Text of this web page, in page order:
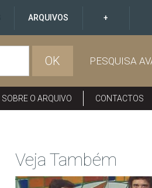
ARQUIVOS +
OK PESQUISA
SOBRE O ARQUIVO CONTACTOS
Veja Também